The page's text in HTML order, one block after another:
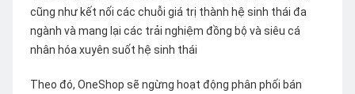
cũng như kết nối các chuỗi giá trị thành hệ sinh thái đa
ngành và mang lại các trải nghiệm đồng bộ và siêu cá
nhân hóa xuyên suốt hệ sinh thái
Theo đó, OneShop sẽ ngừng hoạt động phân phối bán